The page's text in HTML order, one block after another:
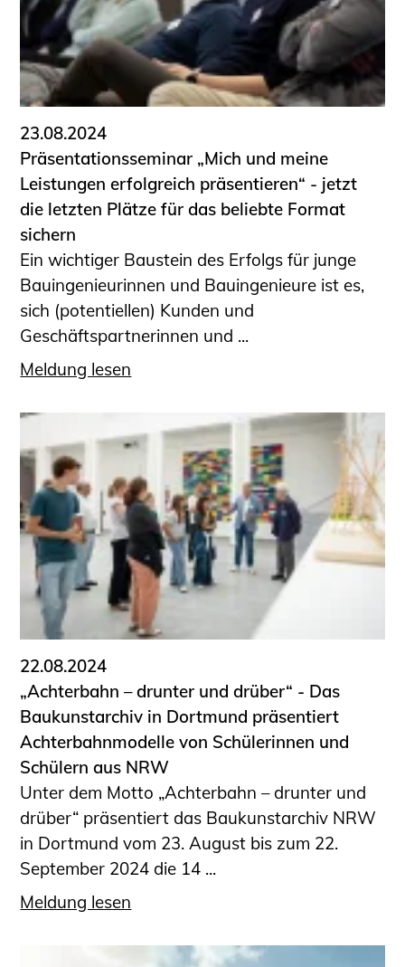
23.08.2024
Präsentationsseminar „Mich und meine
Leistungen erfolgreich präsentieren“ - jetzt
die letzten Plätze für das beliebte Format
sichern
Ein wichtiger Baustein des Erfolgs für junge
Bauingenieurinnen und Bauingenieure ist es,
sich (potentiellen) Kunden und
Geschäftspartnerinnen und ...
Meldung lesen
22.08.2024
„Achterbahn – drunter und drüber“ - Das
Baukunstarchiv in Dortmund präsentiert
Achterbahnmodelle von Schülerinnen und
Schülern aus NRW
Unter dem Motto „Achterbahn – drunter und
drüber“ präsentiert das Baukunstarchiv NRW
in Dortmund vom 23. August bis zum 22.
September 2024 die 14 ...
Meldung lesen